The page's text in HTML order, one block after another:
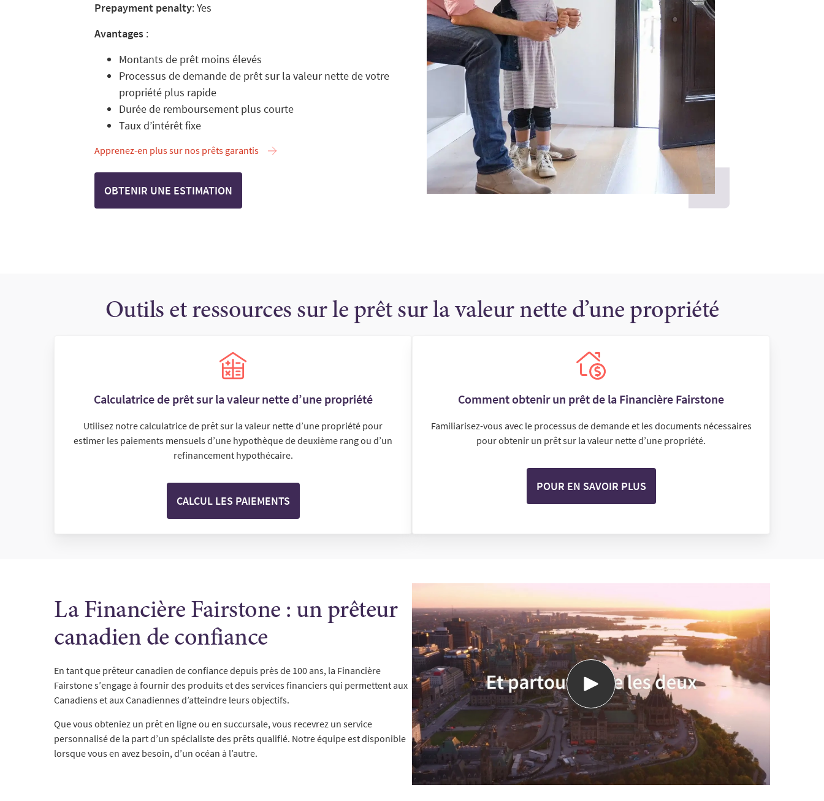
Prepayment penalty: Yes
Avantages :
Montants de prêt moins élevés
Processus de demande de prêt sur la valeur nette de votre
propriété plus rapide
Durée de remboursement plus courte
Taux d’intérêt fixe
Apprenez-en plus sur nos prêts garantis
OBTENIR UNE ESTIMATION
Outils et ressources sur le prêt sur la valeur nette d’une propriété
Calculatrice de prêt sur la valeur nette d’une propriété
Utilisez notre calculatrice de prêt sur la valeur nette d’une propriété pour
estimer les paiements mensuels d’une hypothèque de deuxième rang ou d’un
refinancement hypothécaire.
CALCUL LES PAIEMENTS
Comment obtenir un prêt de la Financière Fairstone
Familiarisez-vous avec le processus de demande et les documents nécessaires
pour obtenir un prêt sur la valeur nette d’une propriété.
POUR EN SAVOIR PLUS
La Financière Fairstone : un prêteur
canadien de confiance
En tant que prêteur canadien de confiance depuis près de 100 ans, la Financière
Fairstone s’engage à fournir des produits et des services financiers qui permettent aux
Canadiens et aux Canadiennes d’atteindre leurs objectifs.
Que vous obteniez un prêt en ligne ou en succursale, vous recevrez un service
personnalisé de la part d’un spécialiste des prêts qualifié. Notre équipe est disponible
lorsque vous en avez besoin, d’un océan à l’autre.